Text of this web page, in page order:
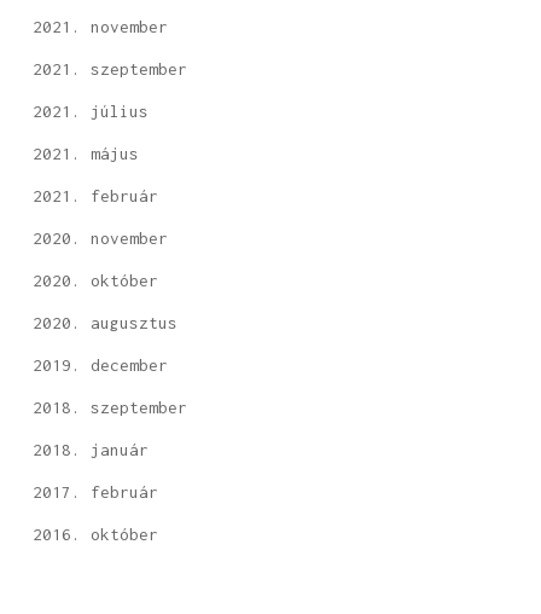
2021. november
2021. szeptember
2021. július
2021. május
2021. február
2020. november
2020. október
2020. augusztus
2019. december
2018. szeptember
2018. január
2017. február
2016. október